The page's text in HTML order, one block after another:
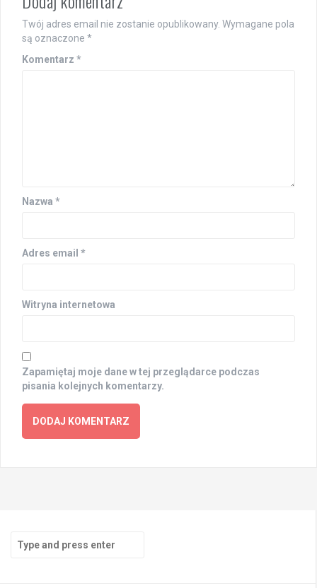
Twój adres email nie zostanie opublikowany. Wymagane pola
są oznaczone *
Komentarz *
Nazwa *
Adres email *
Witryna internetowa
Zapamiętaj moje dane w tej przeglądarce podczas
pisania kolejnych komentarzy.
for: